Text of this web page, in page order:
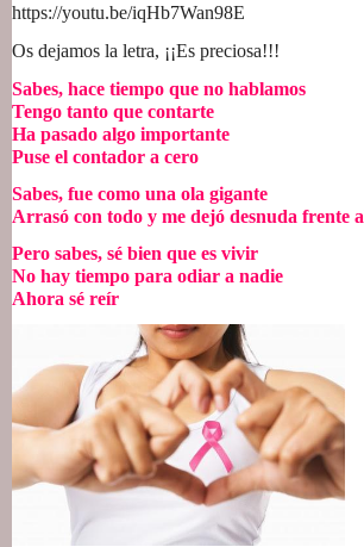
https://youtu.be/iqHb7Wan98E
Os dejamos la letra, ¡¡Es preciosa!!!
Sabes, hace tiempo que no hablamos
Tengo tanto que contarte
Ha pasado algo importante
Puse el contador a cero
Sabes, fue como una ola gigante
Arrasó con todo y me dejó desnuda frente
Pero sabes, sé bien que es vivir
No hay tiempo para odiar a nadie
Ahora sé reír